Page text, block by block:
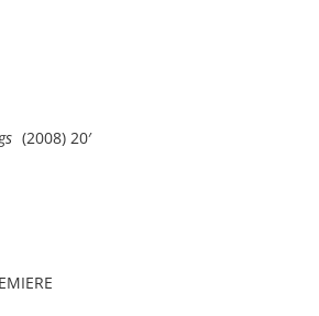
(2008) 20′